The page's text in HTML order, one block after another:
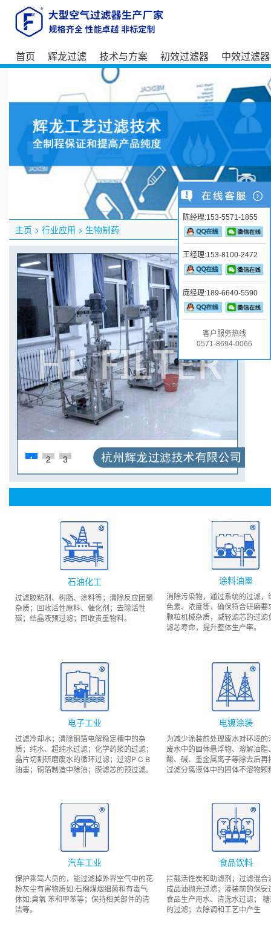
首页 辉龙过滤 技术与方案 初效过滤器 中效过滤器
主页 > 行业应用 > 生物制药
1 2 3
蛋白
艺中
石油化工
过滤胶粘剂、树脂、涂料等；清除反应团聚
杂质；回收活性原料、催化剂；去除活性
碳；结晶液预过滤；回收贵重物料。
涂料油墨
消除污染物，通过系统的过滤，
色素、浓度等，确保符合研磨要
颗粒机械杂质，减轻滤芯的过滤
滤芯寿命，提升整体生产率。
电子工业
过滤冷却水；清除铜箔电解稳定槽中的杂
质；纯水、超纯水过滤；化学药浆的过滤；
晶片切割研磨废水的循环过滤；过滤P C B
油墨；铜箔制造中除油；膜滤芯的预过滤。
电镀涂装
为减少涂装前处理废水对环境的
废水中的固体悬浮物、溶解油脂
酸、碱、重金属离子等除去后再
过滤分离液体中的固体不溶物颗
汽车工业
保护乘驾人员的，能过滤掉外界空气中的花
粉灰尘有害物质如:石棉煤烟细菌和有毒气
体如:臭氧 苯和甲苯等；保持相关部件的清
洁等。
食品饮料
拦截活性炭和助滤剂；过滤混合
成品油抛光过滤；灌装前的保安
食品生产用水、清洗水过滤；
的过滤；去除调和工艺中产生
陈经理:153-5571-1855
王经理:153-8100-2472
庞经理:189-6640-5590
客户服务热线
0571-8694-0066